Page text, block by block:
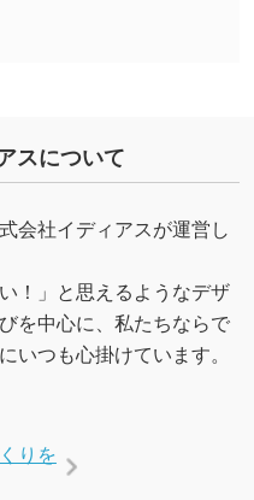
れたい／QRコード
QRコードを生成
も応じています。
スについて
会社イディアスが運営し
！」と思えるようなデザ
を中心に、私たちならで
いつも心掛けています。
りを